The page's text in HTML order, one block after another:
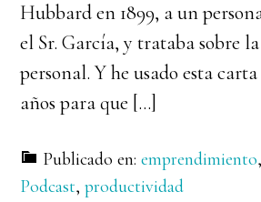
Hubbard en 1899, a un
el Sr. García, y trataba sobre
personal. Y he usado esta
años para que […]
Publicado en:emprendimiento
Podcast,productividad